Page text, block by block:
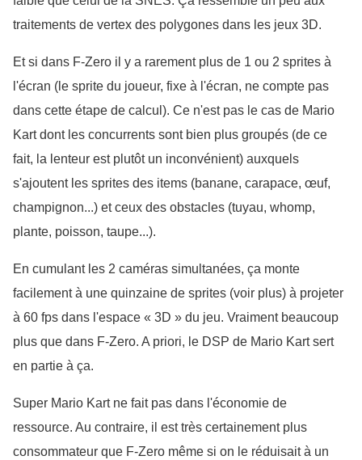
traitements de vertex des polygones dans les jeux 3D.
Et si dans F-Zero il y a rarement plus de 1 ou 2 sprites à
l'écran (le sprite du joueur, fixe à l'écran, ne compte pas
dans cette étape de calcul). Ce n'est pas le cas de Mario
Kart dont les concurrents sont bien plus groupés (de ce
fait, la lenteur est plutôt un inconvénient) auxquels
s'ajoutent les sprites des items (banane, carapace, œuf,
champignon...) et ceux des obstacles (tuyau, whomp,
plante, poisson, taupe...).
En cumulant les 2 caméras simultanées, ça monte
facilement à une quinzaine de sprites (voir plus) à projeter
à 60 fps dans l'espace « 3D » du jeu. Vraiment beaucoup
plus que dans F-Zero. A priori, le DSP de Mario Kart sert
en partie à ça.
Super Mario Kart ne fait pas dans l'économie de
ressource. Au contraire, il est très certainement plus
consommateur que F-Zero même si on le réduisait à un